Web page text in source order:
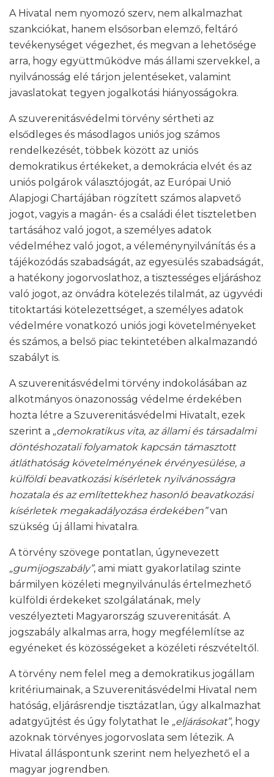
A Hivatal nem nyomozó szerv, nem alkalmazhat
szankciókat, hanem elsősorban elemző, feltáró
tevékenységet végezhet, és megvan a lehetősége
arra, hogy együttműködve más állami szervekkel, a
nyilvánosság elé tárjon jelentéseket, valamint
javaslatokat tegyen jogalkotási hiányosságokra.
A szuverenitásvédelmi törvény sértheti az
elsődleges és másodlagos uniós jog számos
rendelkezését, többek között az uniós
demokratikus értékeket, a demokrácia elvét és az
uniós polgárok választójogát, az Európai Unió
Alapjogi Chartájában rögzített számos alapvető
jogot, vagyis a magán- és a családi élet tiszteletben
tartásához való jogot, a személyes adatok
védelméhez való jogot, a véleménynyilvánítás és a
tájékozódás szabadságát, az egyesülés szabadságát,
a hatékony jogorvoslathoz, a tisztességes eljáráshoz
való jogot, az önvádra kötelezés tilalmát, az ügyvédi
titoktartási kötelezettséget, a személyes adatok
védelmére vonatkozó uniós jogi követelményeket
és számos, a belső piac tekintetében alkalmazandó
szabályt is.
A szuverenitásvédelmi törvény indokolásában az
alkotmányos önazonosság védelme érdekében
hozta létre a Szuverenitásvédelmi Hivatalt, ezek
szerint a „demokratikus vita, az állami és társadalmi
döntéshozatali folyamatok kapcsán támasztott
átláthatóság követelményének érvényesülése, a
külföldi beavatkozási kísérletek nyilvánosságra
hozatala és az említettekhez hasonló beavatkozási
kísérletek megakadályozása érdekében”van
szükség új állami hivatalra.
A törvény szövege pontatlan, úgynevezett
„gumijogszabály”, ami miatt gyakorlatilag szinte
bármilyen közéleti megnyilvánulás értelmezhető
külföldi érdekeket szolgálatának, mely
veszélyezteti Magyarország szuverenitását. A
jogszabály alkalmas arra, hogy megfélemlítse az
egyéneket és közösségeket a közéleti részvételtől.
A törvény nem felel meg a demokratikus jogállam
kritériumainak, a Szuverenitásvédelmi Hivatal nem
hatóság, eljárásrendje tisztázatlan, úgy alkalmazhat
adatgyűjtést és úgy folytathat le „eljárásokat”, hogy
azoknak törvényes jogorvoslata sem létezik. A
Hivatal álláspontunk szerint nem helyezhető el a
magyar jogrendben.